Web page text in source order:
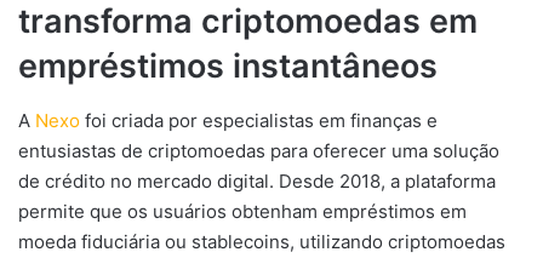
transforma criptomoedas em
empréstimos instantâneos
A Nexo foi criada por especialistas em finanças e
entusiastas de criptomoedas para oferecer uma solução
de crédito no mercado digital. Desde 2018, a plataforma
permite que os usuários obtenham empréstimos em
moeda fiduciária ou stablecoins, utilizando criptomoedas